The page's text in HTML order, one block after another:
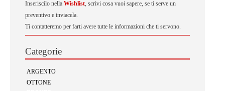
Inseriscilo nella Wishlist, scrivi cosa vuoi sapere, se ti serve un
preventivo e inviacela.
Ti contatteremo per farti avere tutte le informazioni che ti servono.
Categorie
ARGENTO
OTTONE